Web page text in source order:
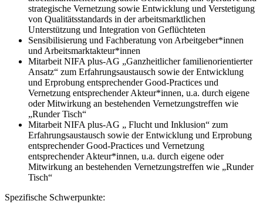
strategische Vernetzung sowie Entwicklung und Verstetigung
von Qualitätsstandards in der arbeitsmarktlichen
Unterstützung und Integration von Geflüchteten
Sensibilisierung und Fachberatung von Arbeitgeber*innen
und Arbeitsmarktakteur*innen
Mitarbeit NIFA plus-AG „Ganzheitlicher familienorientierter
Ansatz“ zum Erfahrungsaustausch sowie der Entwicklung
und Erprobung entsprechender Good-Practices und
Vernetzung entsprechender Akteur*innen, u.a. durch eigene
oder Mitwirkung an bestehenden Vernetzungstreffen wie
„Runder Tisch“
Mitarbeit NIFA plus-AG „ Flucht und Inklusion“ zum
Erfahrungsaustausch sowie der Entwicklung und Erprobung
entsprechender Good-Practices und Vernetzung
entsprechender Akteur*innen, u.a. durch eigene oder
Mitwirkung an bestehenden Vernetzungstreffen wie „Runder
Tisch“
Spezifische Schwerpunkte: